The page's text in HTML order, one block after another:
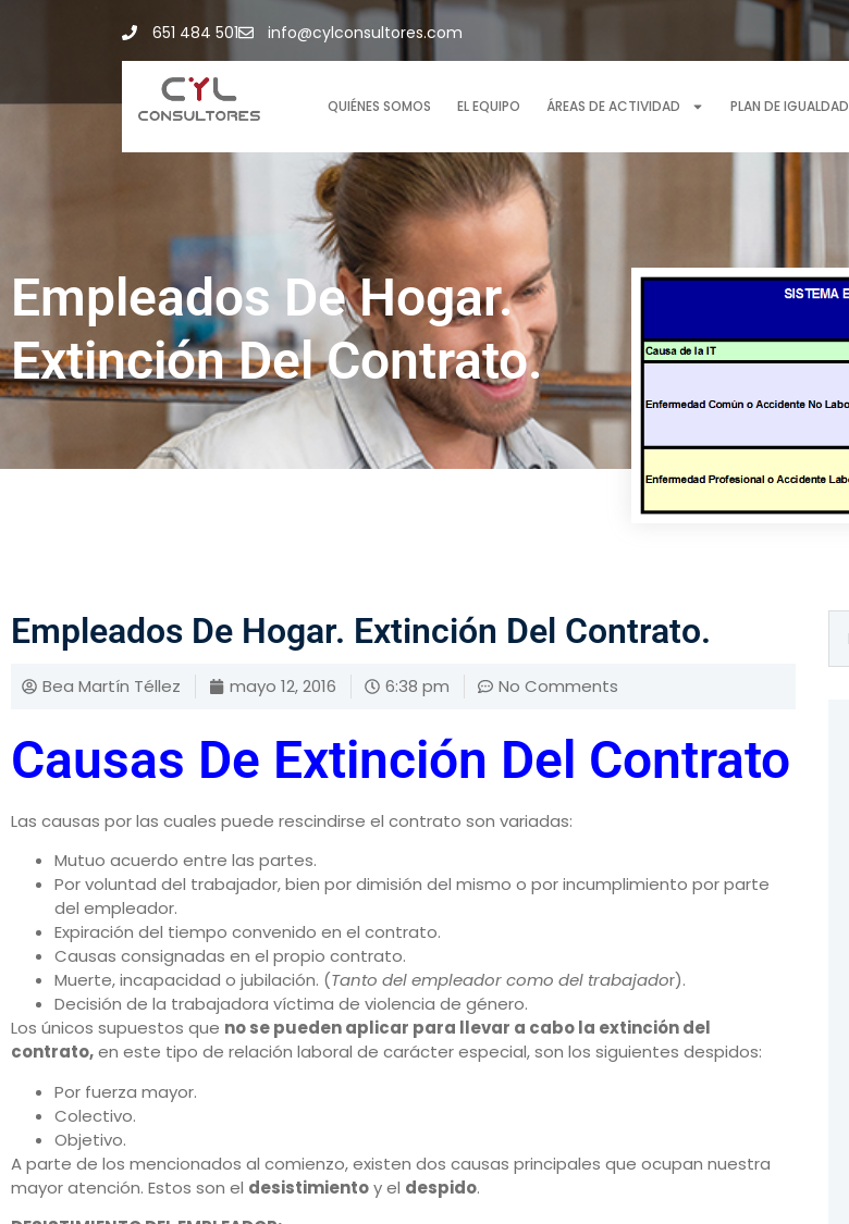
651 484 501 info@cylconsultores.com
QUIÉNES SOMOS EL EQUIPO ÁREAS DE ACTIVIDAD PLAN DE IGUALDAD
Empleados De Hogar.
Extinción Del Contrato.
Empleados De Hogar. Extinción Del Contrato.
Bea Martín Téllez mayo 12, 2016 6:38 pm No Comments
Causas De Extinción Del Contrato
Las causas por las cuales puede rescindirse el contrato son variadas:
Mutuo acuerdo entre las partes.
Por voluntad del trabajador, bien por dimisión del mismo o por incumplimiento por parte
del empleador.
Expiración del tiempo convenido en el contrato.
Causas consignadas en el propio contrato.
Muerte, incapacidad o jubilación. (Tanto del empleador como del trabajador).
Decisión de la trabajadora víctima de violencia de género.
Los únicos supuestos que no se pueden aplicar para llevar a cabo la extinción del
contrato,en este tipo de relación laboral de carácter especial, son los siguientes despidos:
Por fuerza mayor.
Colectivo.
Objetivo.
A parte de los mencionados al comienzo, existen dos causas principales que ocupan nuestra
mayor atención. Estos son el desistimientoy el despido.